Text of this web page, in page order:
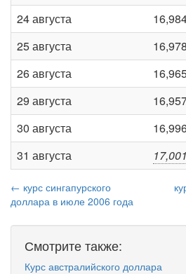
24 августа
25 августа
26 августа
29 августа
30 августа
31 августа
← курс сингапурского
доллара в июле 2006 года
Смотрите также:
Курс австралийского доллара